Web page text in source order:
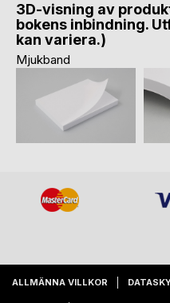
3D-visning av
bokens inbindning.
kan variera.)
Mjukband
ALLMÄNNA VILLKOR